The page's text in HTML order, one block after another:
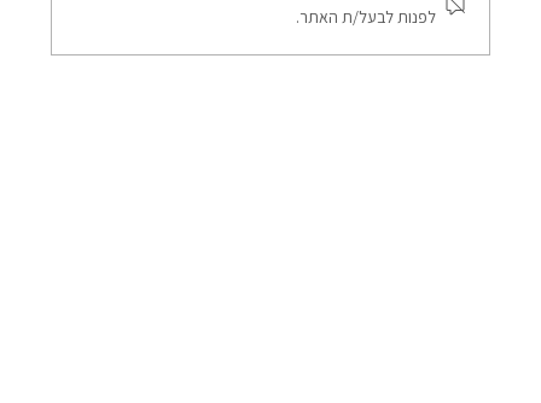
לפנות לבעל/ת האתר.